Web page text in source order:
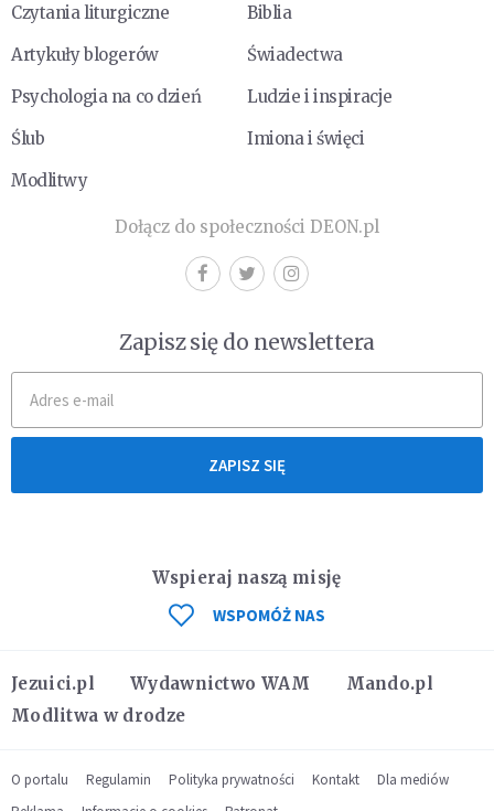
Czytania liturgiczne
Biblia
Artykuły blogerów
Świadectwa
Psychologia na co dzień
Ludzie i inspiracje
Ślub
Imiona i święci
Modlitwy
Dołącz do społeczności DEON.pl
Zapisz się do newslettera
ZAPISZ SIĘ
Jezuici.pl Wydawnictwo WAM
Mando.pl
Modlitwa w drodze
Wspieraj naszą misję
WSPOMÓŻ NAS
O portalu Regulamin Polityka prywatności Kontakt
Dla mediów